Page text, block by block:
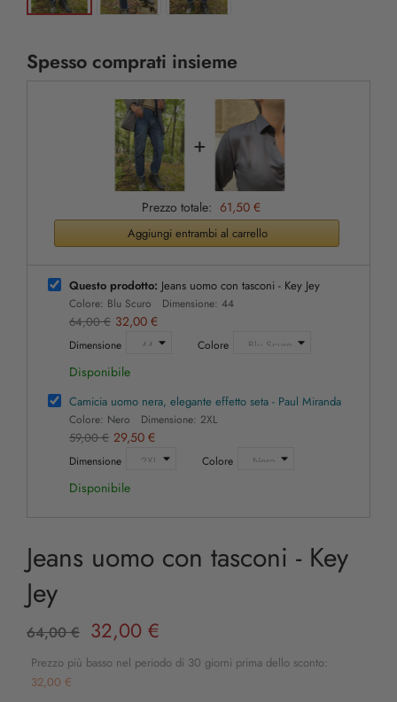
Spesso comprati insieme
+
Prezzo totale: 61,50 €
Aggiungi entrambi al carrello
Questo prodotto: Jeans uomo con tasconi - Key Jey
Colore: Blu Scuro Dimensione: 44
64,00 € 32,00 €
Dimensione Colore
Disponibile
Camicia uomo nera, elegante effetto seta - Paul Miranda
Colore: Nero Dimensione: 2XL
59,00 € 29,50 €
Dimensione Colore
Disponibile
Jeans uomo con tasconi - Key
Jey
64,00 € 32,00 €
Prezzo più basso nel periodo di 30 giorni prima dello sconto:
32,00 €